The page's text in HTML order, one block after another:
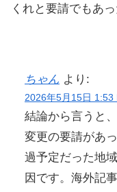
くれと要請でもあ
ちゃん より:
2026年5月15日 1:53
結論から言うと
変更の要請があ
過予定だった地
因です。海外記